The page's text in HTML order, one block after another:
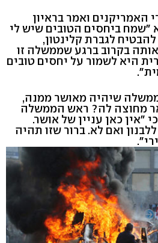
האמריקנים ואמר בראיון
"שמח ביחסים הטובים שיש לי
להבטיח לגברת קלינטון,
בקרוב ברגע שממשלה זו
היא לשמור על יחסים טובים
שיהיה מאושר ממנה,
מחוצה לה? ראש הממשלה
"אין כאן עניין של אושר.
ואם לא. ברור שזו תהיה